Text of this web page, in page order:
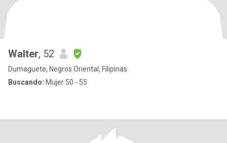
Walter, 52
Dumaguete, Negros Oriental, Filipinas
Buscando: Mujer 50 - 55